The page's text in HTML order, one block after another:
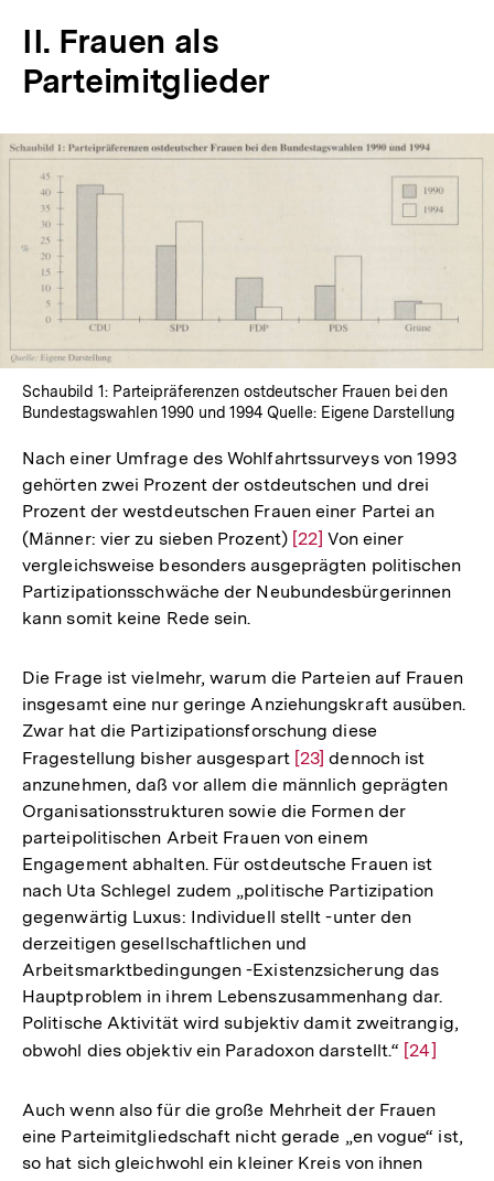
II. Frauen als
Parteimitglieder
Lightbox
Schaubild 1: Parteipräferenzen ostdeutscher Frauen bei den
Bundestagswahlen 1990 und 1994 Quelle: Eigene Darstellung
Nach einer Umfrage des Wohlfahrtssurveys von 1993
gehörten zwei Prozent der ostdeutschen und drei
Prozent der westdeutschen Frauen einer Partei an
(Männer: vier zu sieben Prozent) Zur
Auflösung
der
[22] Von einer
vergleichsweise besonders ausgeprägten politischen
Partizipationsschwäche der Neubundesbürgerinnen
kann somit keine Rede sein.
Die Frage ist vielmehr, warum die Parteien auf Frauen
insgesamt eine nur geringe Anziehungskraft ausüben.
Zwar hat die Partizipationsforschung diese
Fragestellung bisher ausgespart Zur
Auflösung
der
Fußnote
[23] dennoch ist
anzunehmen, daß vor allem die männlich geprägten
Organisationsstrukturen sowie die Formen der
parteipolitischen Arbeit Frauen von einem
Engagement abhalten. Für ostdeutsche Frauen ist
nach Uta Schlegel zudem „politische Partizipation
gegenwärtig Luxus: Individuell stellt -unter den
derzeitigen gesellschaftlichen und
Arbeitsmarktbedingungen -Existenzsicherung das
Hauptproblem in ihrem Lebenszusammenhang dar.
Politische Aktivität wird subjektiv damit zweitrangig,
obwohl dies objektiv ein Paradoxon darstellt.“ Zur
der
Fußnote
[24]
Auch wenn also für die große Mehrheit der Frauen
eine Parteimitgliedschaft nicht gerade „en vogue“ ist,
so hat sich gleichwohl ein kleiner Kreis von ihnen